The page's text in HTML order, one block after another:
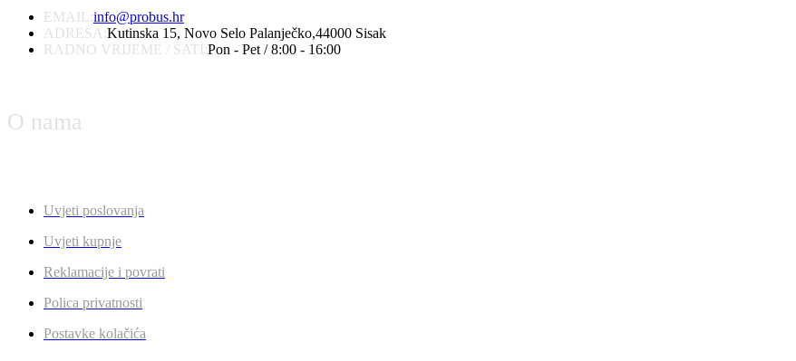
EMAIL:info@probus.hr
ADRESA:Kutinska 15, Novo Selo Palanječko,44000 Sisak
RADNO VRIJEME / SATI:Pon - Pet / 8:00 - 16:00
O nama
Uvjeti poslovanja
Uvjeti kupnje
Reklamacije i povrati
Polica privatnosti
Postavke kolačića